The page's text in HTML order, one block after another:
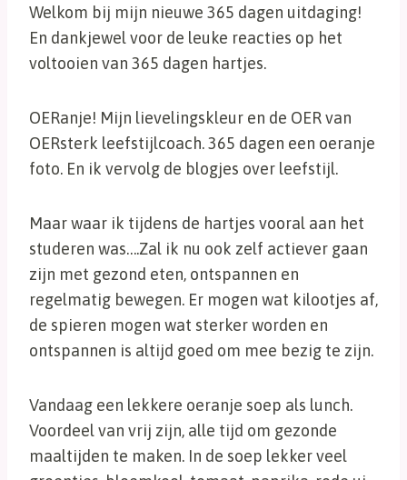
Welkom bij mijn nieuwe 365 dagen uitdaging!
En dankjewel voor de leuke reacties op het
voltooien van 365 dagen hartjes.
OERanje! Mijn lievelingskleur en de OER van
OERsterk leefstijlcoach. 365 dagen een oeranje
foto. En ik vervolg de blogjes over leefstijl.
Maar waar ik tijdens de hartjes vooral aan het
studeren was….Zal ik nu ook zelf actiever gaan
zijn met gezond eten, ontspannen en
regelmatig bewegen. Er mogen wat kilootjes af,
de spieren mogen wat sterker worden en
ontspannen is altijd goed om mee bezig te zijn.
Vandaag een lekkere oeranje soep als lunch.
Voordeel van vrij zijn, alle tijd om gezonde
maaltijden te maken. In de soep lekker veel